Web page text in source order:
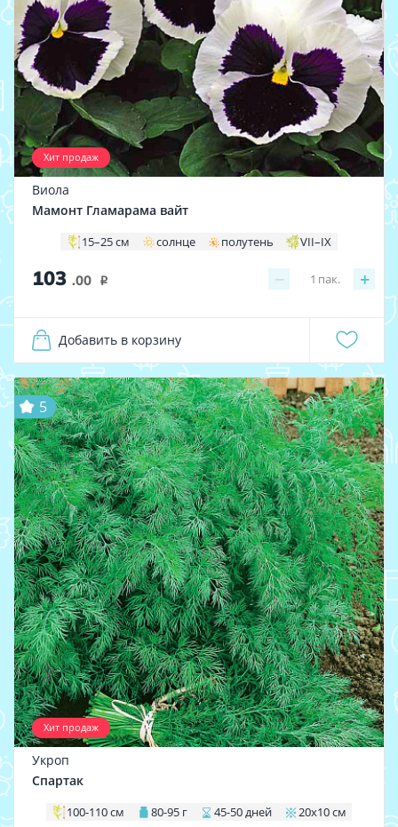
Хит продаж
Виола
Мамонт Гламарама вайт
15–25 см солнце полутень VII–IX
103 .00 i − +
1 пак.
Добавить в корзину
Хит продаж
5
Укроп
Спартак
100-110 см 80-95 г 45-50 дней 20х10 см